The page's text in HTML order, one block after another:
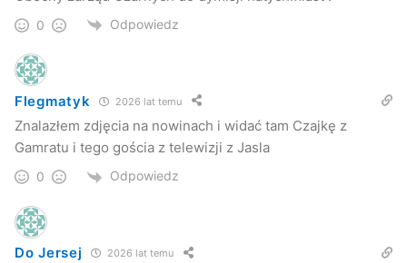
0 Odpowiedz
Flegmatyk 2026 lat temu
Znalazłem zdjęcia na nowinach i widać tam Czajkę z
Gamratu i tego gościa z telewizji z Jasla
0 Odpowiedz
Do Jersej 2026 lat temu